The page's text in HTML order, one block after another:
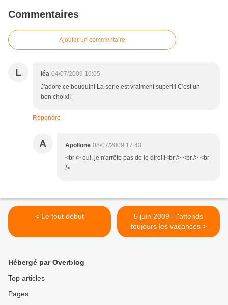
Commentaires
Ajouter un commentaire
L léa 04/07/2009 16:05
J'adore ce bouquin! La série est vraiment super!!! C'est un
bon choix!!
Répondre
A Apollone 08/07/2009 17:43
<br /> oui, je n'arrête pas de le dire!!!<br /> <br /> <br
/>
< Le tout début
5 juin 2009 - j'attends
toujours les vacances >
Hébergé par Overblog
Top articles
Pages